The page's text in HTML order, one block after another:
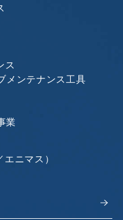
ス
メンテナンス工具
業
ニマス）